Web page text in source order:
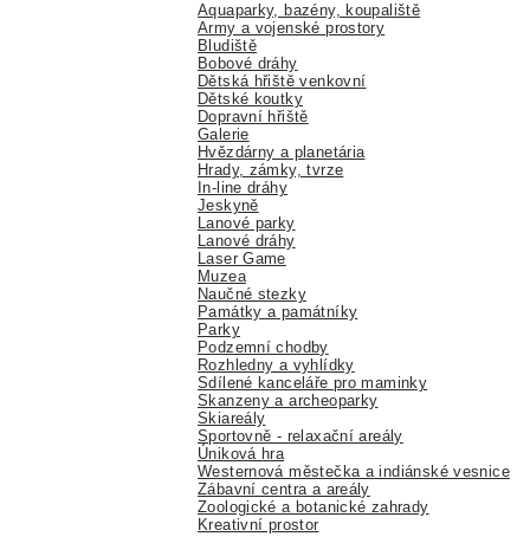
Aquaparky, bazény, koupaliště
Army a vojenské prostory
Bludiště
Bobové dráhy
Dětská hřiště venkovní
Dětské koutky
Dopravní hřiště
Galerie
Hvězdárny a planetária
Hrady, zámky, tvrze
In-line dráhy
Jeskyně
Lanové parky
Lanové dráhy
Laser Game
Muzea
Naučné stezky
Památky a památníky
Parky
Podzemní chodby
Rozhledny a vyhlídky
Sdílené kanceláře pro maminky
Skanzeny a archeoparky
Skiareály
Sportovně - relaxační areály
Úniková hra
Westernová městečka a indiánské vesnice
Zábavní centra a areály
Zoologické a botanické zahrady
Kreativní prostor